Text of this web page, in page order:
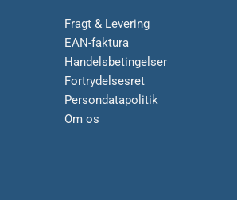
Fragt & Levering
EAN-faktura
Handelsbetingelser
Fortrydelsesret
Persondatapolitik
Om os